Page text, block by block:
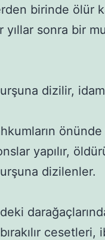
birinde ölür
yıllar sonra bir
dizilir,
yapılır,
dizilenler.